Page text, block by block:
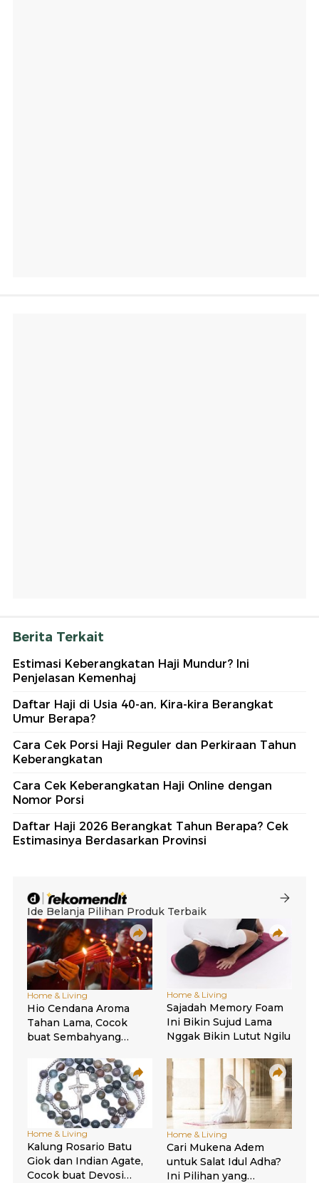
Berita Terkait
Estimasi Keberangkatan Haji Mundur? Ini
Penjelasan Kemenhaj
Daftar Haji di Usia 40-an, Kira-kira Berangkat
Umur Berapa?
Cara Cek Porsi Haji Reguler dan Perkiraan Tahun
Keberangkatan
Cara Cek Keberangkatan Haji Online dengan
Nomor Porsi
Daftar Haji 2026 Berangkat Tahun Berapa? Cek
Estimasinya Berdasarkan Provinsi